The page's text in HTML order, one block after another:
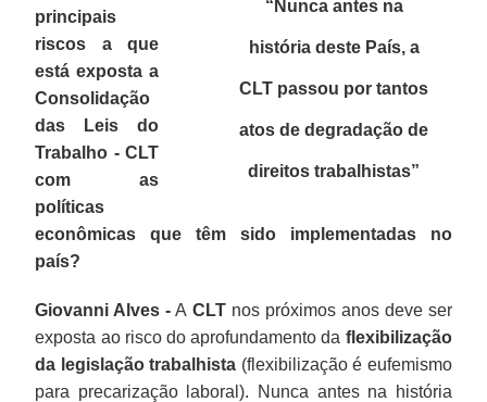
“Nunca antes na
história deste País, a
CLT passou por tantos
atos de degradação de
direitos trabalhistas”
principais
riscos a que
está exposta a
Consolidação
das Leis do
Trabalho - CLT
com as
políticas
econômicas que têm sido implementadas no
país?
Giovanni Alves - A CLTnos próximos anos deve ser
exposta ao risco do aprofundamento da flexibilização
da legislação trabalhista (flexibilização é eufemismo
para precarização laboral). Nunca antes na história